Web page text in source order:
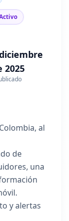
2025
al
de
una
y alertas